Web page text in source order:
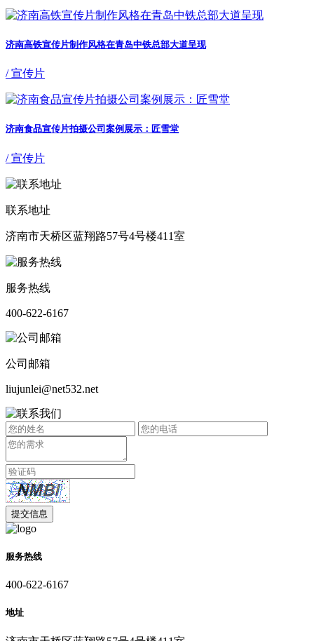
济南高铁宣传片制作风格在青岛中铁总部大道呈现
/ 宣传片
济南食品宣传片拍摄公司案例展示：匠雪堂
/ 宣传片
联系地址
济南市天桥区蓝翔路57号4号楼411室
服务热线
400-622-6167
公司邮箱
liujunlei@net532.net
服务热线
400-622-6167
地址